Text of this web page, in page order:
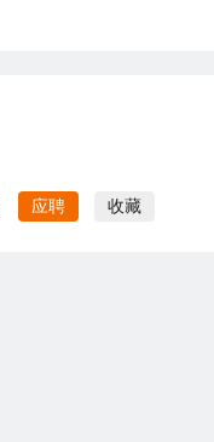
应聘 收藏